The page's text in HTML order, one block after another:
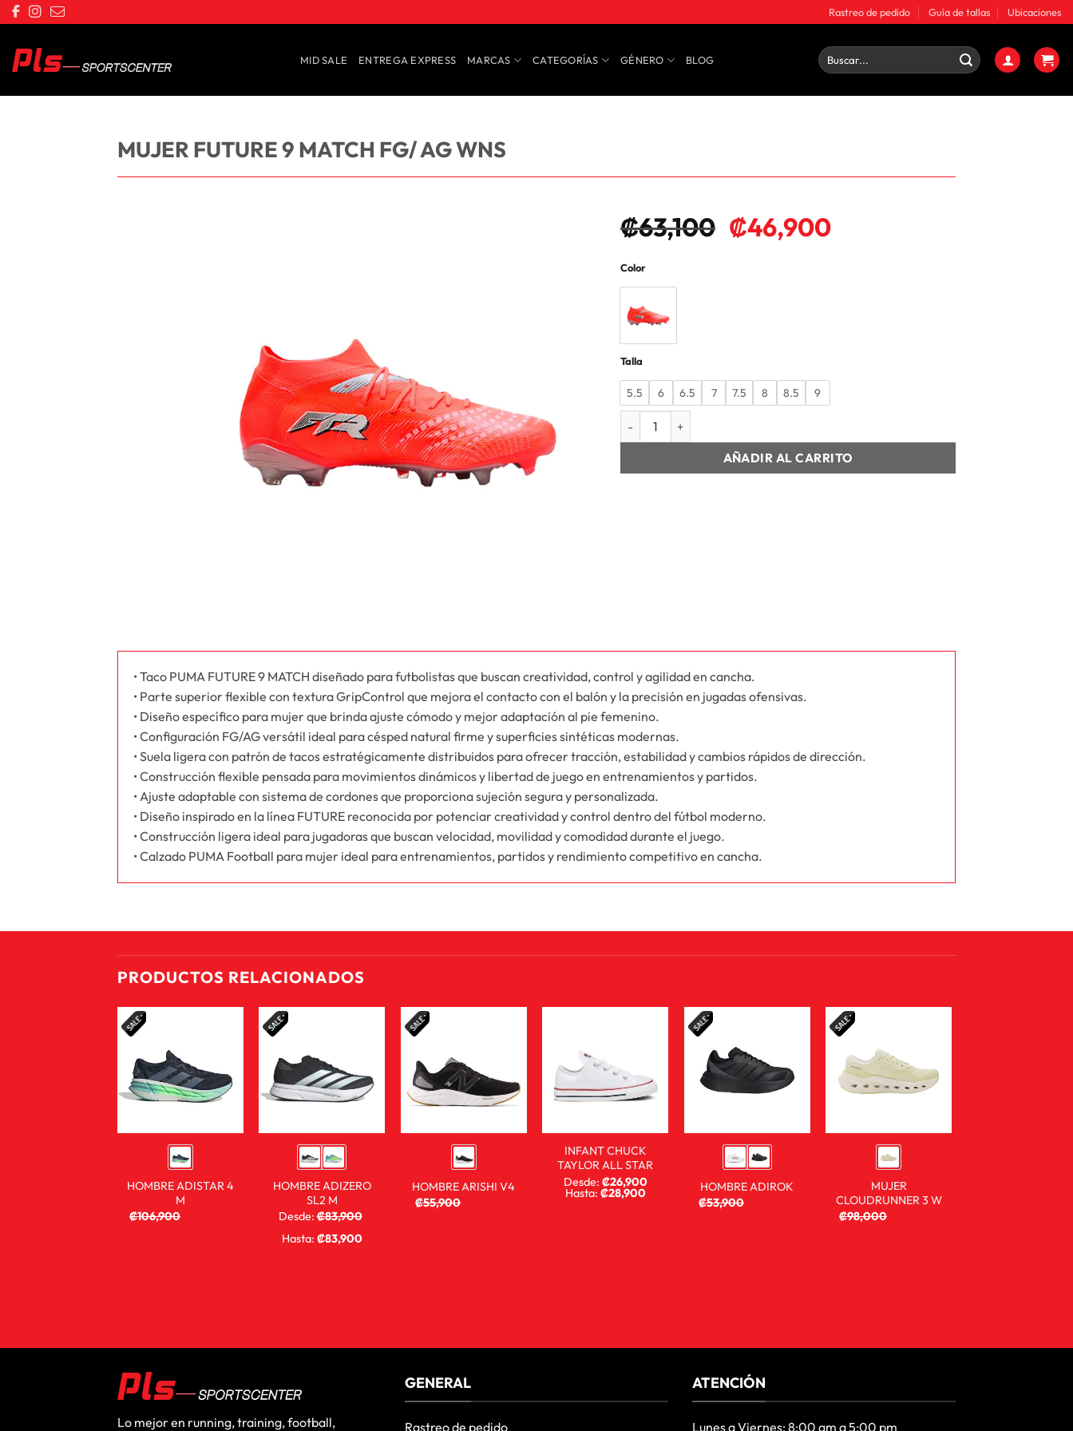
Saltar
al
contenido
Rastreo de pedido Guía de tallas Ubicaciones
MID SALE ENTREGA EXPRESS MARCAS CATEGORÍAS GÉNERO BLOG
Buscar
por:
MUJER FUTURE 9 MATCH FG/ AG WNS
₡63,100 ₡46,900
Color
Talla
5.5 6 6.5 7 7.5 8 8.5
9
MUJER FUTURE 9 MATCH FG/ AG WNS cantidad
AÑADIR AL CARRITO
• Taco PUMA FUTURE 9 MATCH diseñado para futbolistas que buscan creatividad, control y agilidad en cancha.
• Parte superior flexible con textura GripControl que mejora el contacto con el balón y la precisión en jugadas ofensivas.
• Diseño específico para mujer que brinda ajuste cómodo y mejor adaptación al pie femenino.
• Configuración FG/AG versátil ideal para césped natural firme y superficies sintéticas modernas.
• Suela ligera con patrón de tacos estratégicamente distribuidos para ofrecer tracción, estabilidad y cambios rápidos de dirección.
• Construcción flexible pensada para movimientos dinámicos y libertad de juego en entrenamientos y partidos.
• Ajuste adaptable con sistema de cordones que proporciona sujeción segura y personalizada.
• Diseño inspirado en la línea FUTURE reconocida por potenciar creatividad y control dentro del fútbol moderno.
• Construcción ligera ideal para jugadoras que buscan velocidad, movilidad y comodidad durante el juego.
• Calzado PUMA Football para mujer ideal para entrenamientos, partidos y rendimiento competitivo en cancha.
PRODUCTOS RELACIONADOS
HOMBRE ADISTAR 4
M
₡106,900
HOMBRE ADIZERO
SL2 M
Desde:₡83,900
Hasta: ₡83,900
HOMBRE ARISHI V4
₡55,900
INFANT CHUCK
TAYLOR ALL STAR
Desde: ₡26,900
Hasta: ₡28,900
HOMBRE ADIROK
₡53,900
MUJER
CLOUDRUNNER 3 W
₡98,000
Lo mejor en running, training, football,
GENERAL
Rastreo de pedido
ATENCIÓN
Lunes a Viernes: 8:00 am a 5:00 pm